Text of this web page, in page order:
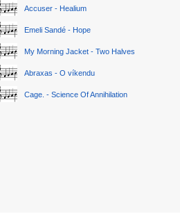
Accuser - Healium
Emeli Sandé - Hope
My Morning Jacket - Two Halves
Abraxas - O víkendu
Cage. - Science Of Annihilation